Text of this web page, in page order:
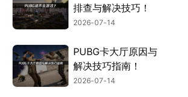
排查与解决技巧！
2026-07-14
PUBG卡大厅原因与
解决技巧指南！
2026-07-14